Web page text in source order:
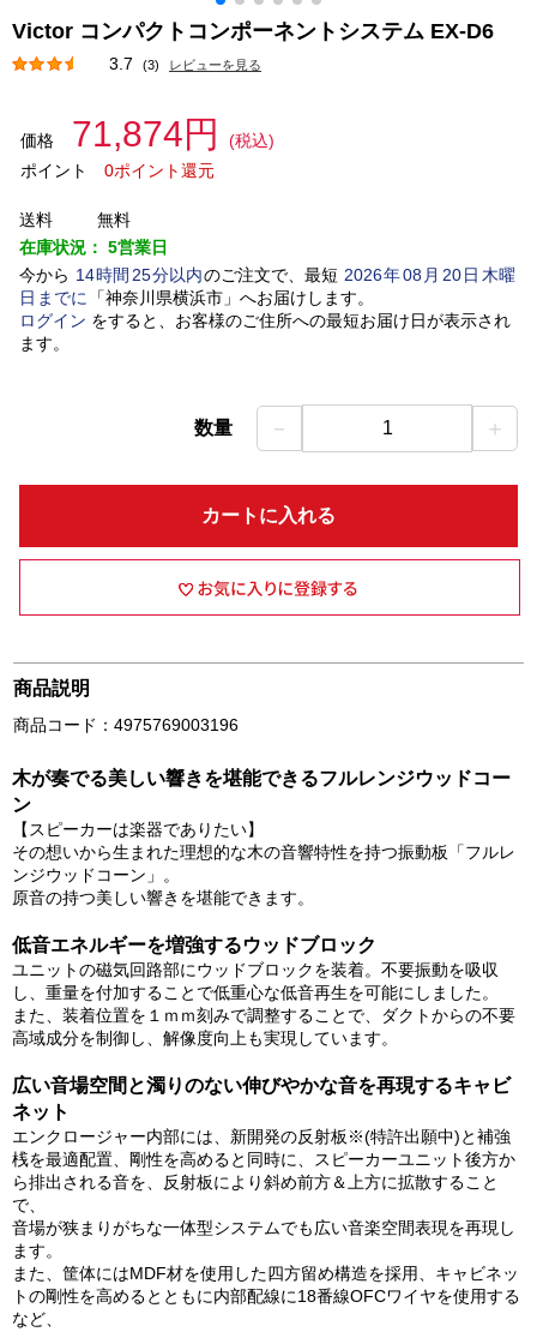
Victor コンパクトコンポーネントシステム EX-D6
3.7 (3) レビューを見る
価格 71,874円
(税込)
ポイント
0ポイント還元
送料
無料
在庫状況： 5営業日
今から 14時間 25分以内のご注文で、最短 2026年08 月 20日木曜
日 までに 「神奈川県横浜市」 へお届けします。
ログイン をすると、お客様のご住所への最短お届け日が表示され
ます。
数量 － 1 ＋
カートに入れる
商品説明
商品コード：4975769003196
木が奏でる美しい響きを堪能できるフルレンジウッドコー
ン
【スピーカーは楽器でありたい】
その想いから生まれた理想的な木の音響特性を持つ振動板「フルレ
ンジウッドコーン」。
原音の持つ美しい響きを堪能できます。
低音エネルギーを増強するウッドブロック
ユニットの磁気回路部にウッドブロックを装着。不要振動を吸収
し、重量を付加することで低重心な低音再生を可能にしました。
また、装着位置を１ｍｍ刻みで調整することで、ダクトからの不要
高域成分を制御し、解像度向上も実現しています。
広い音場空間と濁りのない伸びやかな音を再現するキャビ
ネット
エンクロージャー内部には、新開発の反射板※(特許出願中)と補強
桟を最適配置、剛性を高めると同時に、スピーカーユニット後方か
ら排出される音を、反射板により斜め前方＆上方に拡散すること
で、
音場が狭まりがちな一体型システムでも広い音楽空間表現を再現し
ます。
また、筐体にはMDF材を使用した四方留め構造を採用、キャビネッ
トの剛性を高めるとともに内部配線に18番線OFCワイヤを使用する
など、